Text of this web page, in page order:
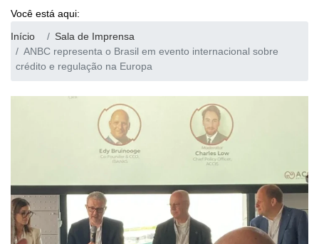
Você está aqui:
Início
Sala de Imprensa
ANBC representa o Brasil em evento internacional sobre
crédito e regulação na Europa